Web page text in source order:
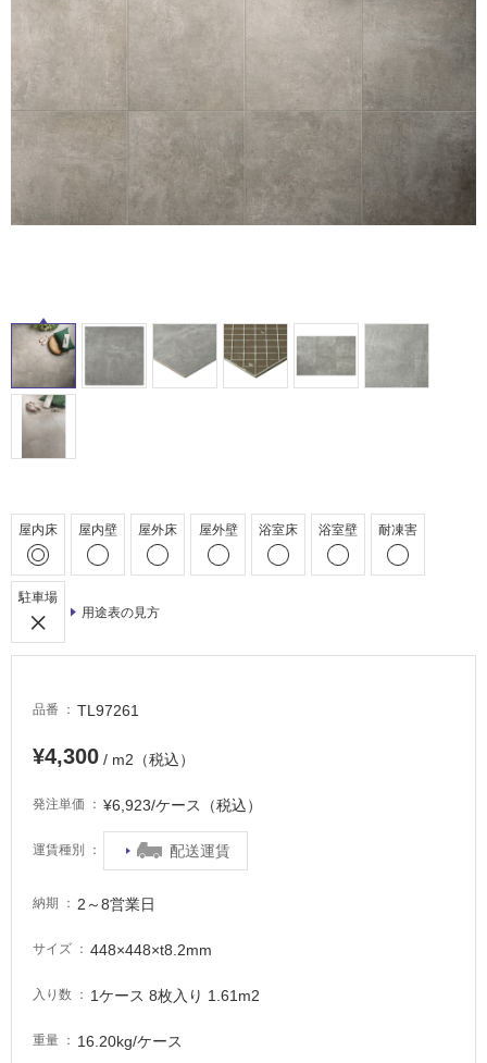
ロートアイアン
メンテナンス・ 施工材 新商品
お役立ち情報 住まいの
スタイリング
アイデア
ミラタップ
チャンネル
オンライン相談
屋内床 屋内壁 屋外床 屋外壁 浴室床 浴室壁 耐凍害
駐車場
用途表の見方
品番 TL97261
¥4,300 / m2（税込）
発注単価 ¥6,923/ケース（税込）
運賃種別 配送運賃
納期 2～8営業日
サイズ 448×448×t8.2mm
入り数 1ケース 8枚入り 1.61m2
重量 16.20kg/ケース
屋
室
床・
駐
車
に
適
し
て
る
し
い
が
注
必
適
て
い